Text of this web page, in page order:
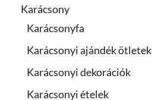
Karácsony
Karácsonyfa
Karácsonyi ajándék ötletek
Karácsonyi dekorációk
Karácsonyi ételek